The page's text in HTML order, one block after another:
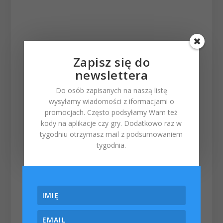
Zapisz się do
newslettera
Do osób zapisanych na naszą listę
wysyłamy wiadomości z iformacjami o
promocjach. Często podsyłamy Wam też
kody na aplikacje czy gry. Dodatkowo raz w
tygodniu otrzymasz mail z podsumowaniem
tygodnia.